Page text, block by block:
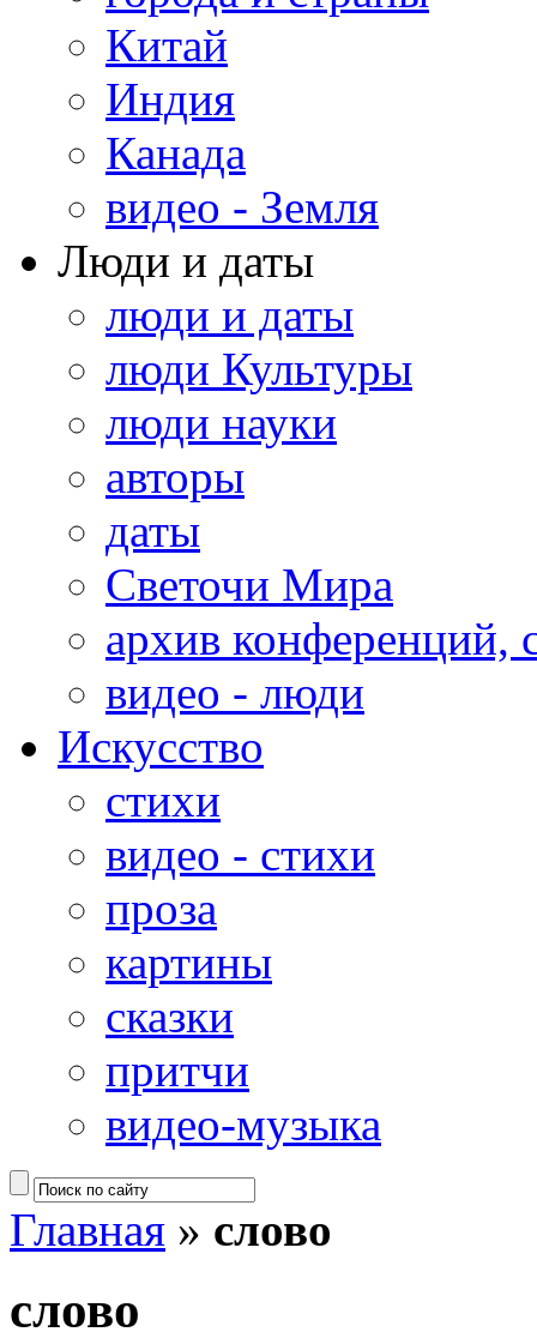
Китай
Индия
Канада
видео - Земля
Люди и даты
люди и даты
люди Культуры
люди науки
авторы
даты
Светочи Мира
архив конференций,
видео - люди
Искусство
стихи
видео - стихи
проза
картины
сказки
притчи
видео-музыка
Главная » слово
слово